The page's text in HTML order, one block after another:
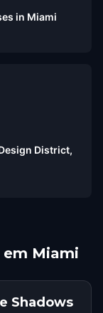
in Miami
District,
em Miami
Shadows